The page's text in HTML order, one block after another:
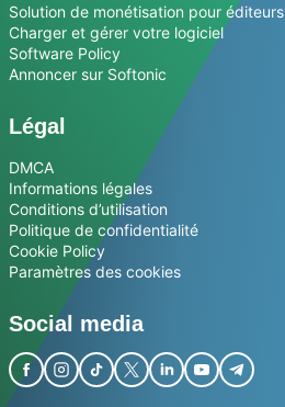
Solution de monétisation pour éditeurs
Charger et gérer votre logiciel
Software Policy
Annoncer sur Softonic
Légal
DMCA
Informations légales
Conditions d’utilisation
Politique de confidentialité
Cookie Policy
Paramètres des cookies
Social media